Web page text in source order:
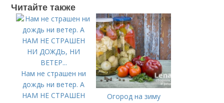
Читайте также
Нам не страшен ни
дождь ни ветер. А
НАМ НЕ СТРАШЕН
Огород на зиму